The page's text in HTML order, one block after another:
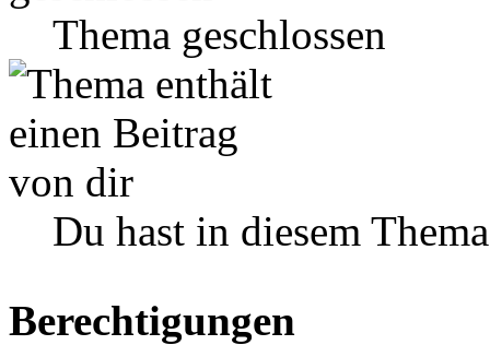
Thema geschlossen
Du hast in diesem
Berechtigungen